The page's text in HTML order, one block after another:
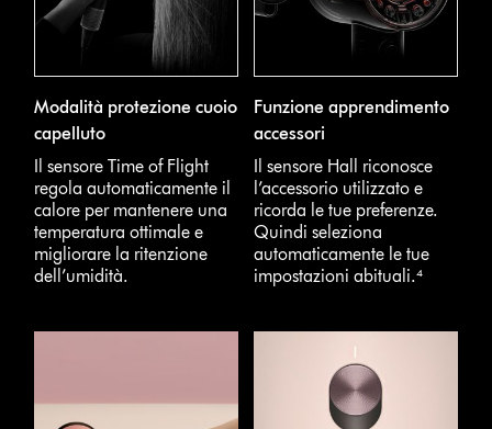
Modalità protezione cuoio
capelluto
Il sensore Time of Flight
regola automaticamente il
calore per mantenere una
temperatura ottimale e
migliorare la ritenzione
dell’umidità.
Funzione apprendimento
accessori
Il sensore Hall riconosce
l’accessorio utilizzato e
ricorda le tue preferenze.
Quindi seleziona
automaticamente le tue
impostazioni abituali.⁴